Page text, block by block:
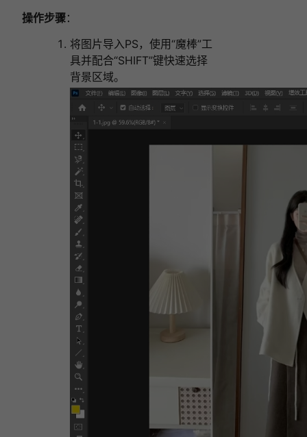
操作步骤：
将图片导入PS，使用“魔棒”工
具并配合“SHIFT”键快速选择
背景区域。